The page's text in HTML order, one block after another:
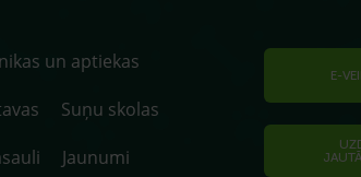
un aptiekas
Suņu skolas
Jaunumi
E-